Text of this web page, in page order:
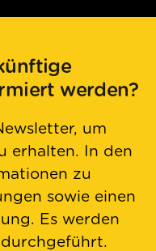
werden?
um
erhalten. In den
zu
sowie einen
Es werden
durchgeführt.